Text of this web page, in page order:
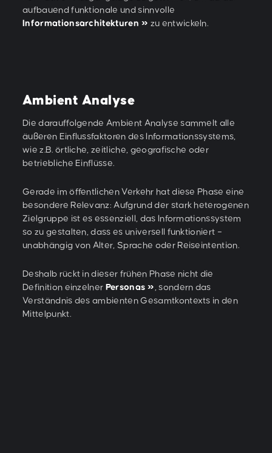
aufbauend funktionale und sinnvolle
Informationsarchitekturen
zu entwickeln.
Ambient Analyse
Die darauffolgende Ambient Analyse sammelt alle
äußeren Einflussfaktoren des Informationssystems,
wie z.B. örtliche, zeitliche, geografische oder
betriebliche Einflüsse.
Gerade im öffentlichen Verkehr hat diese Phase eine
besondere Relevanz: Aufgrund der stark heterogenen
Zielgruppe ist es essenziell, das Informationssystem
so zu gestalten, dass es universell funktioniert –
unabhängig von Alter, Sprache oder Reiseintention.
Deshalb rückt in dieser frühen Phase nicht die
Definition einzelner Personas
, sondern das
Verständnis des ambienten Gesamtkontexts in den
Mittelpunkt.